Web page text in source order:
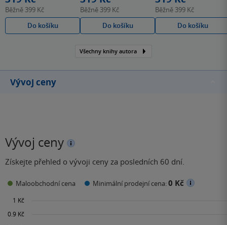
Běžně 399 Kč
Do košíku
Běžně 399 Kč
Do košíku
Běžně 399 Kč
Do košíku
Všechny knihy autora
Vývoj ceny
Vývoj ceny
Získejte přehled o vývoji ceny za posledních 60 dní.
Maloobchodní cena Minimální prodejní cena:0 Kč